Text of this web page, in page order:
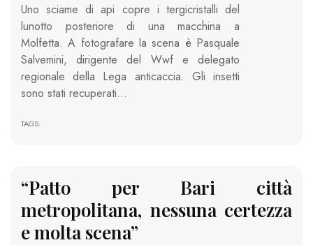
Uno sciame di api copre i tergicristalli del
lunotto posteriore di una macchina a
Molfetta. A fotografare la scena è Pasquale
Salvemini, dirigente del Wwf e delegato
regionale della Lega anticaccia. Gli insetti
sono stati recuperati…
TAGS:
“Patto per Bari città
metropolitana, nessuna certezza
e molta scena”